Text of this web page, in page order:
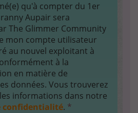
qu'à compter du 1er
Aupair sera
The Glimmer Community
mon compte utilisateur
au nouvel exploitant à
à la
en matière de
données. Vous trouverez
informations dans notre
confidentialité. *